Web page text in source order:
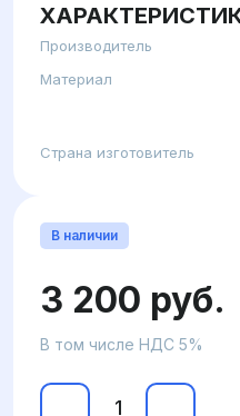
Производитель
Материал
Страна изготовитель
В наличии
3 200 руб.
В том числе НДС 5%